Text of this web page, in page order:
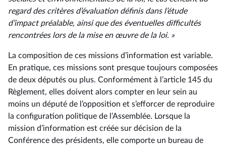
regard des critères d’évaluation définis dans l’étude
d’impact préalable, ainsi que des éventuelles difficultés
rencontrées lors de la mise en œuvre de la loi. »
La composition de ces missions d’information est variable.
En pratique, ces missions sont presque toujours composées
de deux députés ou plus. Conformément à l’article 145 du
Règlement, elles doivent alors compter en leur sein au
moins un député de l’opposition et s’efforcer de reproduire
la configuration politique de l’Assemblée. Lorsque la
mission d’information est créée sur décision de la
Conférence des présidents, elle comporte un bureau de